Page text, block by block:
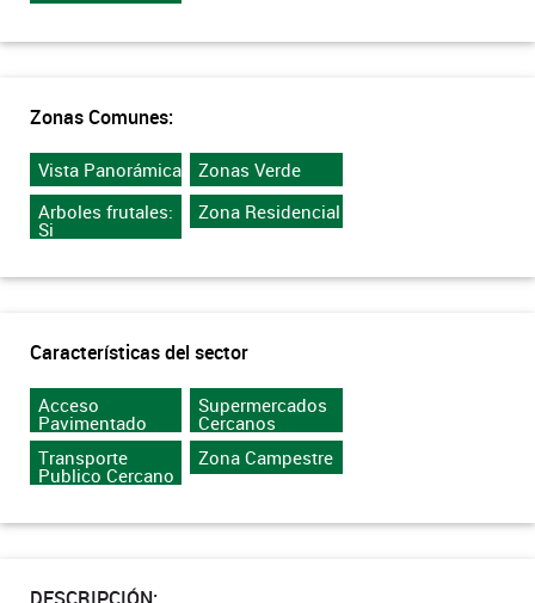
Zonas Comunes:
Vista Panorámica
Zonas Verde
Arboles frutales:
Si
Zona Residencial
Características del sector
Acceso
Pavimentado
Supermercados
Cercanos
Transporte
Publico Cercano
Zona Campestre